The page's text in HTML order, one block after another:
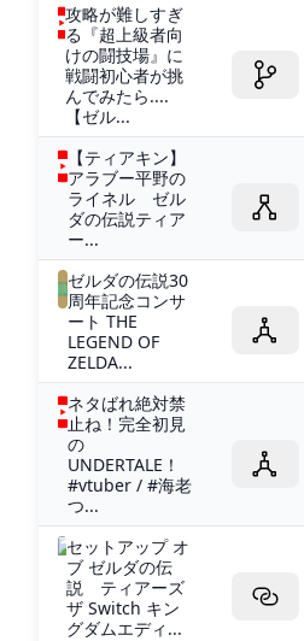
攻略が難しすぎ
る『超上級者向
けの闘技場』に
戦闘初心者が挑
んでみたら....
【ゼル...
【ティアキン】
アラブー平野の
ライネル ゼル
ダの伝説ティア
ー...
ゼルダの伝説30
周年記念コンサ
ート THE
LEGEND OF
ZELDA...
ネタばれ絶対禁
止ね！完全初見
の
UNDERTALE！
#vtuber / #海老
つ...
セットアップ オ
ブ ゼルダの伝
説 ティアーズ
ザ Switch キン
グダムエディ...